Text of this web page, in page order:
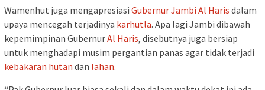
Wamenhut juga mengapresiasi Gubernur Jambi Al Haris dalam
upaya mencegah terjadinya karhutla. Apa lagi Jambi dibawah
kepemimpinan GubernurAl Haris, disebutnya juga bersiap
untuk menghadapi musim pergantian panas agar tidak terjadi
kebakaran hutan dan lahan.